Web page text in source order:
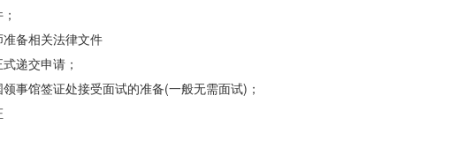
备相关法律文件
递交申请；
馆签证处接受面试的准备(一般无需面试)；